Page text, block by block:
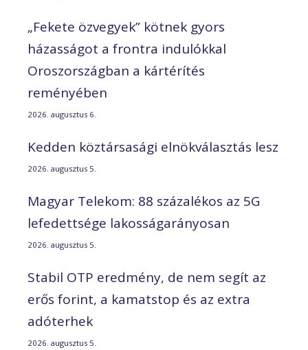
„Fekete özvegyek” kötnek gyors
házasságot a frontra indulókkal
Oroszországban a kártérítés
reményében
2026. augusztus 6.
Kedden köztársasági elnökválasztás lesz
2026. augusztus 5.
Magyar Telekom: 88 százalékos az 5G
lefedettsége lakosságarányosan
2026. augusztus 5.
Stabil OTP eredmény, de nem segít az
erős forint, a kamatstop és az extra
adóterhek
2026. augusztus 5.